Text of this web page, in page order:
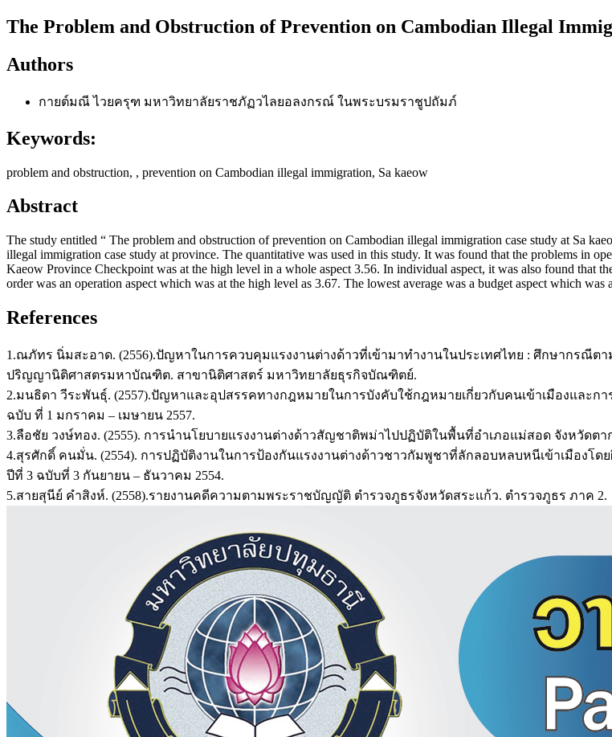
The Problem and Obstruction of Prevention on Cambodian Illegal
Authors
กายต์มณี ไวยครุฑ มหาวิทยาลัยราชภัฏวไลยอลงกรณ์ ในพระบรมราชูปถัมภ์
Keywords:
problem and obstruction, , prevention on Cambodian illegal immigration, Sa kaeow
Abstract
The study entitled “ The problem and obstruction of prevention on Cambodian illegal immigration case study at Sa
illegal immigration case study at province. The quantitative was used in this study. It was found that the problems in
Kaeow Province Checkpoint was at the high level in a whole aspect 3.56. In individual aspect, it was also found that
order was an operation aspect which was at the high level as 3.67. The lowest average was a budget aspect which was
References
1.ณภัทร นิ่มสะอาด. (2556).ปัญหาในการควบคุมแรงงานต่างด้าวที่เข้ามาทำงานในประเทศไทย : ศึกษากรณี
ปริญญานิติศาสตรมหาบัณฑิต. สาขานิติศาสตร์ มหาวิทยาลัยธุรกิจบัณฑิตย์.
2.มนธิดา วีระพันธุ์. (2557).ปัญหาและอุปสรรคทางกฎหมายในการบังคับใช้กฎหมายเกี่ยวกับคนเข้าเมืองและ
ฉบับ ที่ 1 มกราคม – เมษายน 2557.
3.ลือชัย วงษ์ทอง. (2555). การนำนโยบายแรงงานต่างด้าวสัญชาติพม่าไปปฏิบัติในพื้นที่อำเภอแม่สอด จังหวัด
4.สุรศักดิ์ คนมั่น. (2554). การปฏิบัติงานในการป้องกันแรงงานต่างด้าวชาวกัมพูชาที่ลักลอบหลบหนีเข้าเมืองโ
ปีที่ 3 ฉบับที่ 3 กันยายน – ธันวาคม 2554.
5.สายสุนีย์ คำสิงห์. (2558).รายงานคดีความตามพระราชบัญญัติ ตำรวจภูธรจังหวัดสระแก้ว. ตำรวจภูธร ภาค 2.